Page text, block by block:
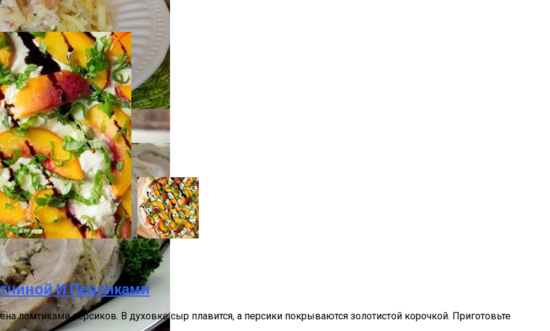
Могут Применить К Вашему Дому
Для Приготовления Чая Или Кофе
Гаджетов: Что Купить На AliExpress
Лета 2021 Года
И Персиками
ломтиками персиков. В духовке сыр плавится, а персики покрываются золотистой корочкой. Приготовьте